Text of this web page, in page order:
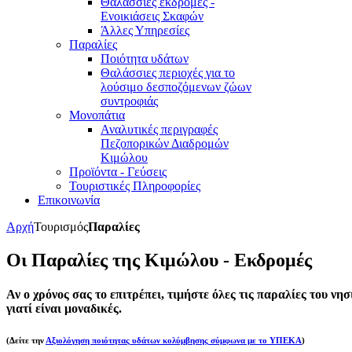
Ενοικιάσεις Σκαφών
Άλλες Υπηρεσίες
Παραλίες
Ποιότητα υδάτων
Θαλάσσιες περιοχές για το
λούσιμο δεσποζόμενων ζώων
συντροφιάς
Μονοπάτια
Αναλυτικές περιγραφές
Πεζοπορικών Διαδρομών
Κιμώλου
Προϊόντα - Γεύσεις
Τουριστικές Πληροφορίες
Επικοινωνία
ΑρχήΤουρισμόςΠαραλίες
Οι Παραλίες της Κιμώλου - Εκδρομές
Αν ο χρόνος σας το επιτρέπει, τιμήστε όλες τις παραλίες του
γιατί είναι μοναδικές.
(Δείτε την Αξιολόγηση ποιότητας υδάτων κολύμβησης σύμφωνα με το ΥΠΕΚΑ)